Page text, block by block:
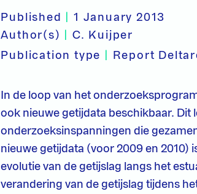
Published
1 January 2013
Author(s)
C. Kuijper
Publication type
Report
In de loop van het
ook nieuwe getijdata beschikbaar. Dit
onderzoeksinspanningen die
nieuwe getijdata (voor 2009 en 2010)
evolutie van de getijslag langs het
verandering van de getijslag tijdens